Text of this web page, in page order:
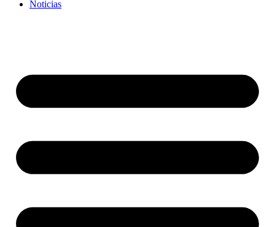
Noticias